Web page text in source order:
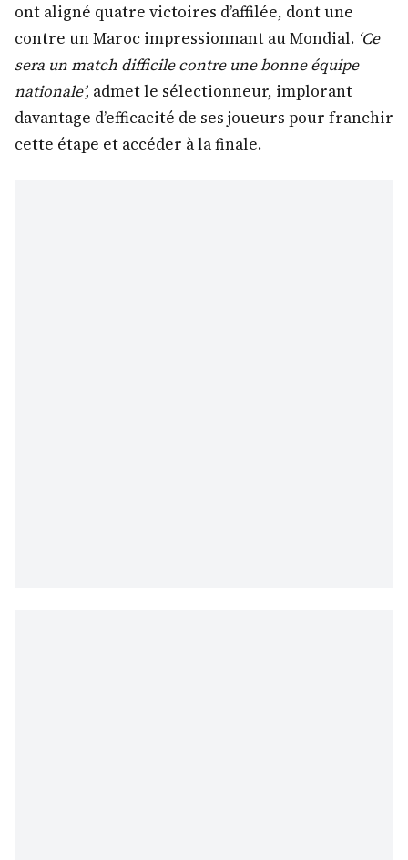
ont aligné quatre victoires d’affilée, dont une
contre un Maroc impressionnant au Mondial. ‘Ce
sera un match difficile contre une bonne équipe
nationale’, admet le sélectionneur, implorant
davantage d’efficacité de ses joueurs pour franchir
cette étape et accéder à la finale.